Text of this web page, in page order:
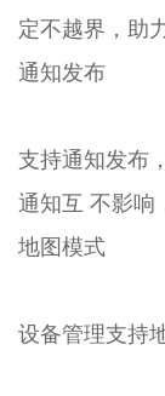
定不越界，助
通知发布
支持通知发布
通知互 不影响
地图模式
设备管理支持